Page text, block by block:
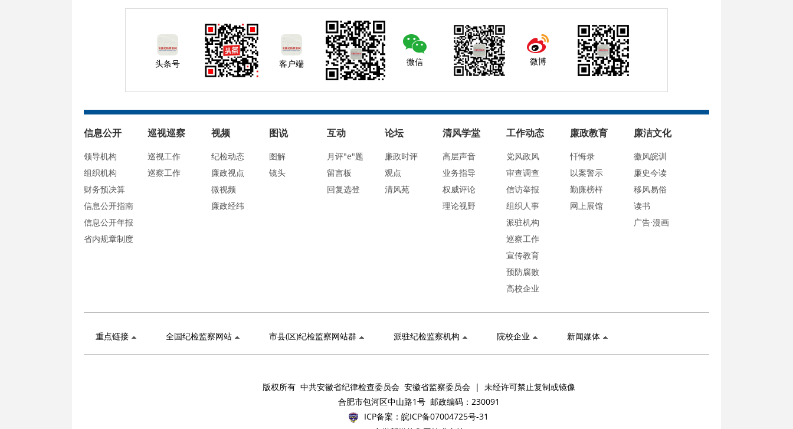
头条号 客户端 微信 微博
信息公开
领导机构
组织机构
财务预决算
信息公开指南
信息公开年报
省内规章制度
巡视巡察
巡视工作
巡察工作
视频
纪检动态
廉政视点
微视频
廉政经纬
图说
图解
镜头
互动
月评"e"题
留言板
回复选登
论坛
廉政时评
观点
清风苑
清风学堂
高层声音
业务指导
权威评论
理论视野
工作动态
党风政风
审查调查
信访举报
组织人事
派驻机构
巡察工作
宣传教育
预防腐败
高校企业
廉政教育
忏悔录
以案警示
勤廉榜样
网上展馆
廉洁文化
徽风皖训
廉史今读
移风易俗
读书
广告·漫画
重点链接 全国纪检监察网站 市县(区)纪检监察网站群 派驻纪检监察机构 院校企业 新闻媒体
版权所有 中共安徽省纪律检查委员会 安徽省监察委员会 | 未经许可禁止复制或镜像
合肥市包河区中山路1号 邮政编码：230091
ICP备案： 皖ICP备07004725号-31